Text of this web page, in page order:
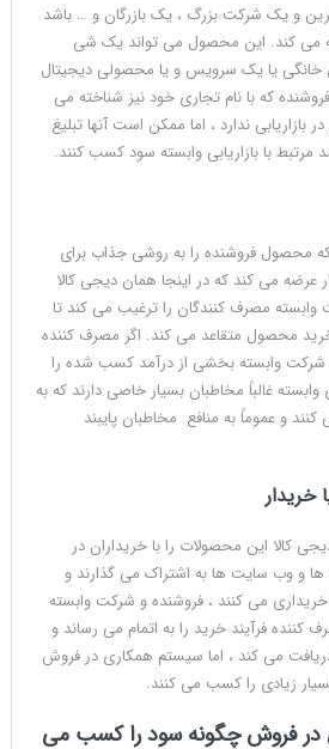
و یک شرکت بزرگ ، یک بازرگان و … باشد
می کند. این محصول می تواند یک شی
خانگی یا یک سرویس و یا محصولی دیجیتال
که با نام تجاری خود نیز شناخته می
بازاریابی ندارد ، اما ممکن است آنها تبلیغ
مرتبط با بازاریابی وابسته سود کسب کنند.
محصول فروشنده را به روشی جذاب برای
عرضه می کند که در اینجا همان دیجی کالا
مصرف کنندگان را ترغیب می کند تا
محصول متقاعد می کند. اگر مصرف کننده
شرکت وابسته بخشی از درآمد کسب شده را
غالباً مخاطبان بسیار خاصی دارند که به
و عموماً به منافع مخاطبان پایبند
خریدار
کالا این محصولات را با خریداران در
و وب سایت ها به اشتراک می گذارند و
خریداری می کنند ، فروشنده و شرکت وابسته
فرآیند خرید را به اتمام می رساند و
می کند ، اما سیستم همکاری در فروش
زیادی را کسب می کنند.
فروش چگونه سود را کسب می